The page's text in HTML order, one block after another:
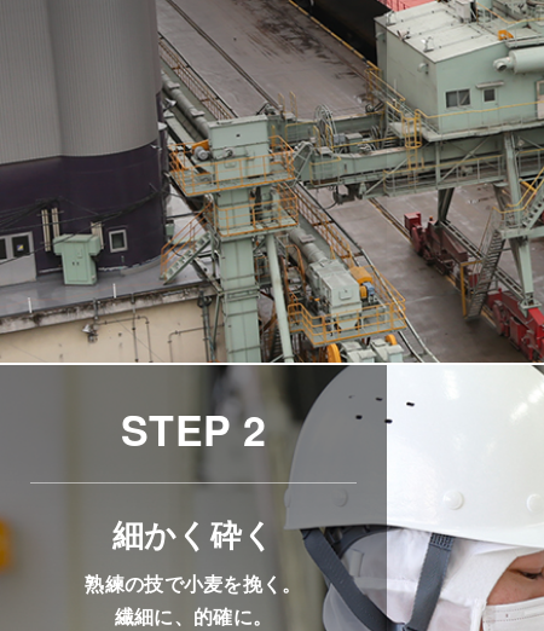
STEP 2
細かく砕く
熟練の技で小麦を挽く。
繊細に、的確に。